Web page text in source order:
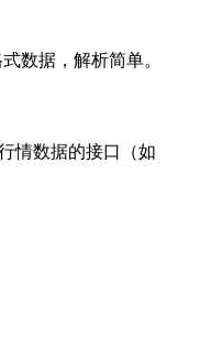
数据，解析简单。
情数据的接口（如